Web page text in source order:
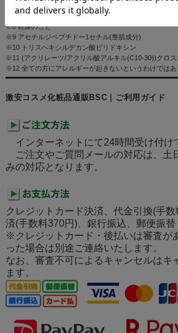
※6 トコトリエノール
※7 グリチルリチン酸2K
※8 乾燥のこと
※9 アセチルジペプチドー1セチル(整肌成分)
※10 トリスヘキシルデカン酸ピリドキシン
※11 (アクリレーツ/アクリル酸アルキル(C10-30))クロ
※12 全ての方にアレルギーが起きないというわけではあ
激安コスメ化粧品通販BSC｜ご利用ガイド
インターネットにて24時間受け付け
ご注文やご質問メールの対応は、土
みの対応となります。
クレジットカード決済、代金引換(手
済(手数料370円)、銀行振込、郵便振替
※クレジットカード・後払いは審査が
った場合は別途ご連絡いたします。
なお、審査不可によるキャンセルはキ
ます。